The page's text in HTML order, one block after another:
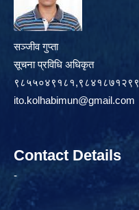
सञ्जीव गुप्ता
सूचना प्रविधि अधिकृत
९८५५०४९१८१,९८४१८७१२९९
ito.kolhabimun@gmail.com
Contact Details
-